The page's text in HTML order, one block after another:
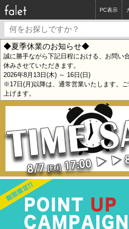
PC表示
◆夏季休業のお知らせ◆
誠に勝手ながら下記日程における、お問い
休みさせていただきます。
2026年8月13日(木) ～ 16日(日)
※17日(月)以降は、通常営業いたします。
上げます。